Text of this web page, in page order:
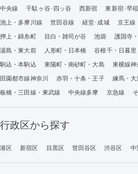
中央線
千駄ヶ谷･四ッ谷 西新宿 東新宿･早
池上・多摩川線
世田谷線 経堂･成城 京王線
押上・錦糸町
目白・雑司が谷 池袋 護国寺
湯島・東大前
人形町・日本橋 谷根千・日暮里
駒込・本駒込
東陽町・南砂町・大島 東横線神
田園都市線神奈川
赤羽・十条・王子
練馬・大
板橋・三田線・東武線
中央線多摩 京急線
行政区から探す
港区 新宿区 目黒区 世田谷区 渋谷区 中